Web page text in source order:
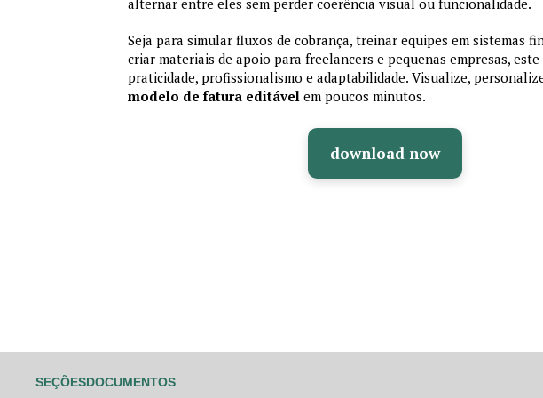
alternar entre eles sem perder coerência visual ou funcionalidade.
Seja para simular fluxos de cobrança, treinar equipes em sistemas
criar materiais de apoio para freelancers e pequenas empresas,
praticidade, profissionalismo e adaptabilidade. Visualize,
modelo de fatura editável em poucos minutos.
download now
SEÇÕESDOCUMENTOS